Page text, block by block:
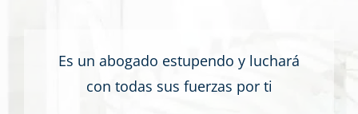
Es un abogado estupendo y luchará
con todas sus fuerzas por ti